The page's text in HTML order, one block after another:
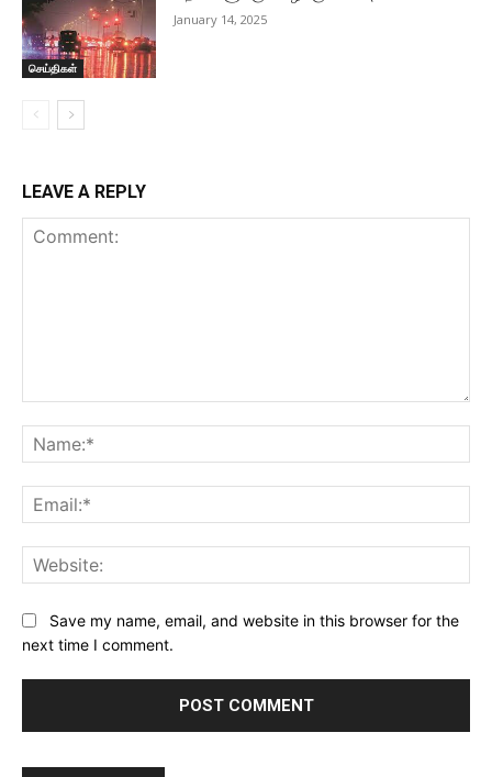
செய்திகள்
January 14, 2025
LEAVE A REPLY
Save my name, email, and website in this browser for the
next time I comment.